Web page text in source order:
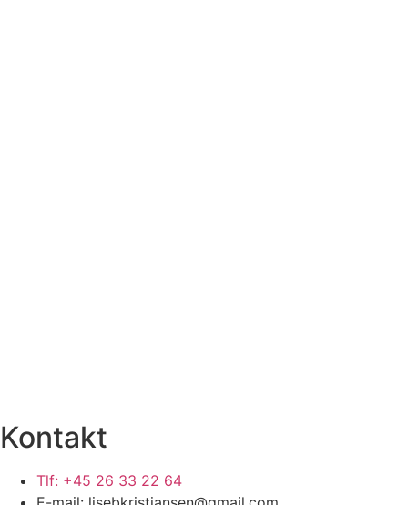
Kontakt
Tlf: +45 26 33 22 64